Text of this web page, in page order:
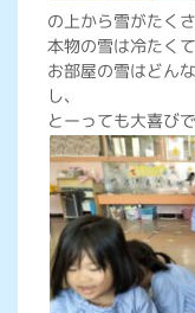
の上から雪がたく
本物の雪は冷たく
お部屋の雪はどん
し、
とーっても大喜び